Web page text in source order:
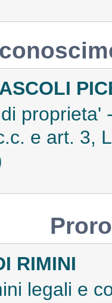
proprieta'
e art. 3,
RIMINI
legali e